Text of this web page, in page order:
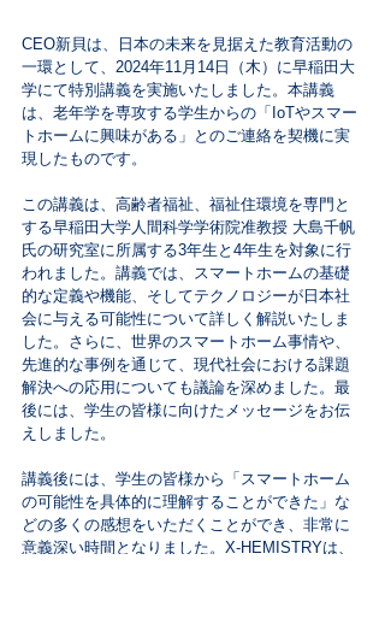
CEO新貝は、日本の未来を見据えた教育活動の
一環として、2024年11月14日（木）に早稲田大
学にて特別講義を実施いたしました。本講義
は、老年学を専攻する学生からの「IoTやスマー
トホームに興味がある」とのご連絡を契機に実
現したものです。
この講義は、高齢者福祉、福祉住環境を専門と
する早稲田大学人間科学学術院准教授 大島千帆
氏の研究室に所属する3年生と4年生を対象に行
われました。講義では、スマートホームの基礎
的な定義や機能、そしてテクノロジーが日本社
会に与える可能性について詳しく解説いたしま
した。さらに、世界のスマートホーム事情や、
先進的な事例を通じて、現代社会における課題
解決への応用についても議論を深めました。最
後には、学生の皆様に向けたメッセージをお伝
えしました。
講義後には、学生の皆様から「スマートホーム
の可能性を具体的に理解することができた」な
どの多くの感想をいただくことができ、非常に
意義深い時間となりました。X-HEMISTRYは、